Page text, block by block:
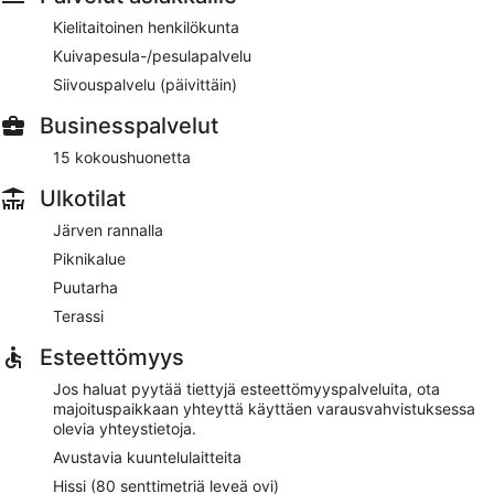
Kielitaitoinen henkilökunta
Kuivapesula-/pesulapalvelu
Siivouspalvelu (päivittäin)
Businesspalvelut
15 kokoushuonetta
Ulkotilat
Järven rannalla
Piknikalue
Puutarha
Terassi
Esteettömyys
Jos haluat pyytää tiettyjä esteettömyyspalveluita, ota
majoituspaikkaan yhteyttä käyttäen varausvahvistuksessa
olevia yhteystietoja.
Avustavia kuuntelulaitteita
Hissi (80 senttimetriä leveä ovi)